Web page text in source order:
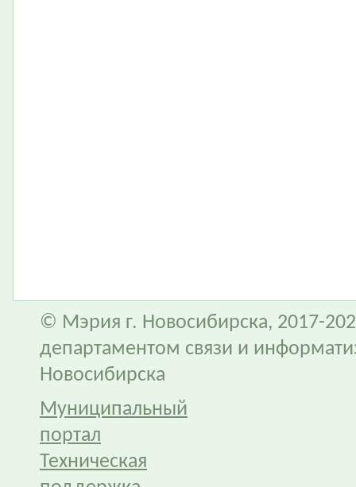
© Мэрия г. Новосибирска, 2017-
департаментом связи и
Новосибирска
Муниципальный
портал
Техническая